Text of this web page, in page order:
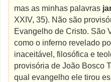
mas as minhas palavras
XXIV, 35). Não são
Evangelho de Cristo. São
como o inferno revelado
inaceitável, filosófica e
provisória de João Bosco
qual evangelho ele tirou